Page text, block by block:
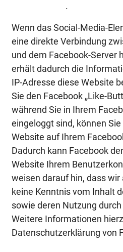
.
Wenn das Social-Media-
eine direkte Verbindung
und dem Facebook-Server
erhält dadurch die
IP-Adresse diese Website
Sie den Facebook „Like-
während Sie in Ihrem
eingeloggt sind, können
Website auf Ihrem
Dadurch kann Facebook
Website Ihrem
weisen darauf hin, dass
keine Kenntnis vom Inhalt
sowie deren Nutzung
Weitere Informationen
Datenschutzerklärung von